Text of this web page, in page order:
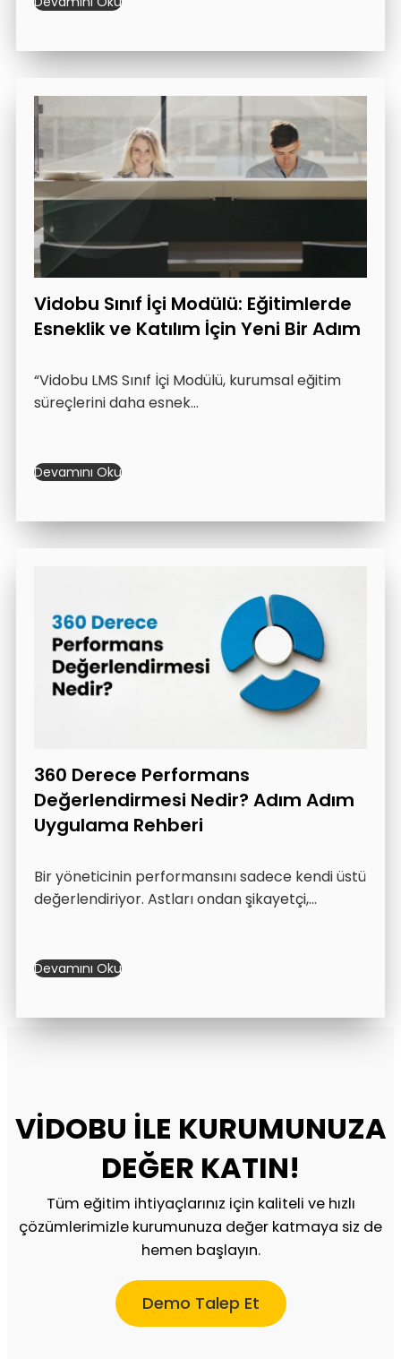
Vidobu Sınıf İçi Modülü: Eğitimlerde
Esneklik ve Katılım İçin Yeni Bir Adım
“Vidobu LMS Sınıf İçi Modülü, kurumsal eğitim
süreçlerini daha esnek…
Devamını Oku
360 Derece Performans
Değerlendirmesi Nedir? Adım Adım
Uygulama Rehberi
Bir yöneticinin performansını sadece kendi üstü
değerlendiriyor. Astları ondan şikayetçi,…
Devamını Oku
VİDOBU İLE KURUMUNUZA
DEĞER KATIN!
Tüm eğitim ihtiyaçlarınız için kaliteli ve hızlı
çözümlerimizle kurumunuza değer katmaya siz de
hemen başlayın.
Demo Talep Et